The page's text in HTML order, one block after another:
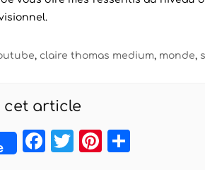
, claire thomas medium, monde,
cet article
Facebook
TwitterPinterest